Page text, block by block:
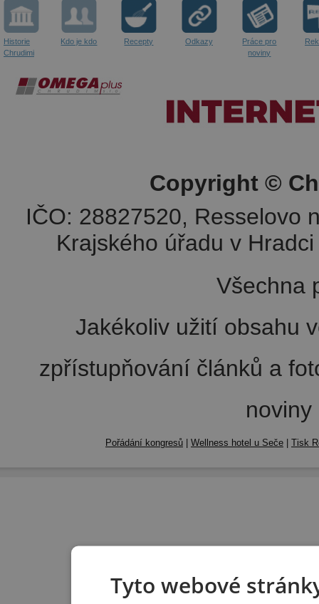
Historie
Chrudimi
Kdo je kdo Recepty Odkazy
Práce pro
noviny
Copyright ©
IČO: 28827520, Resselovo
Krajského úřadu v
Všechna
Jakékoliv užití obsahu
zpřístupňování článků a
Pořádání kongresů | Wellness hotel u Seče | Tisk
Tyto webové